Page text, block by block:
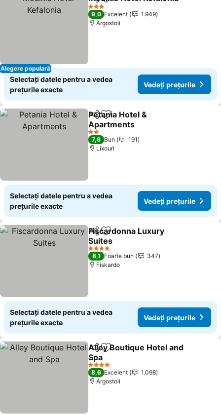
Alegere populară
DistribuițiAdăugaţi la favorite
3 Stele
9,0 Excelent
1.949
Argostoli
Selectați datele pentru a vedea
prețurile exacte
Vedeți prețurile
DistribuițiAdăugaţi la favorite
Petania Hotel &
Apartments
Vedeți prețurile
2 Stele
7,6 Bun
191
Lixouri
Selectați datele pentru a vedea
prețurile exacte
Vedeți prețurile
DistribuițiAdăugaţi la favorite
Fiscardonna Luxury
Suites
Vedeți prețurile
4 Stele
8,1 Foarte bun
347
Fiskardo
Selectați datele pentru a vedea
prețurile exacte
Vedeți prețurile
DistribuițiAdăugaţi la favorite
Alley Boutique Hotel and
Spa
Vedeți prețurile
4 Stele
8,6 Excelent
1.098
Argostoli